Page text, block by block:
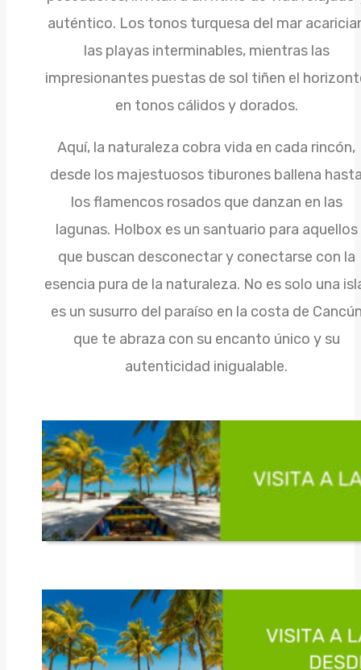
auténtico. Los tonos turquesa del mar
las playas interminables, mientras las
impresionantes puestas de sol tiñen el
en tonos cálidos y dorados.
Aquí, la naturaleza cobra vida en cada rincón,
desde los majestuosos tiburones ballena
los flamencos rosados que danzan en las
lagunas. Holbox es un santuario para aquellos
que buscan desconectar y conectarse con la
esencia pura de la naturaleza. No es solo una
es un susurro del paraíso en la costa de
que te abraza con su encanto único y su
autenticidad inigualable.